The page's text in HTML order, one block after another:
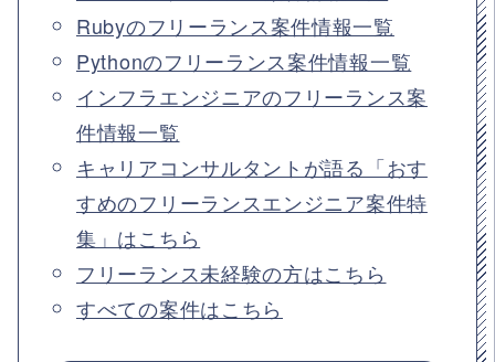
Rubyのフリーランス案件情報一覧
Pythonのフリーランス案件情報一覧
インフラエンジニアのフリーランス案
件情報一覧
キャリアコンサルタントが語る「おす
すめのフリーランスエンジニア案件特
集」はこちら
フリーランス未経験の方はこちら
すべての案件はこちら